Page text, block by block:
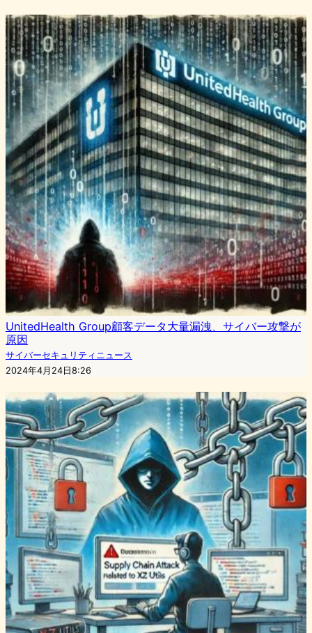
UnitedHealth Group顧客データ大量漏洩、サイバー攻撃が
原因
サイバーセキュリティニュース
2024年4月24日8:26